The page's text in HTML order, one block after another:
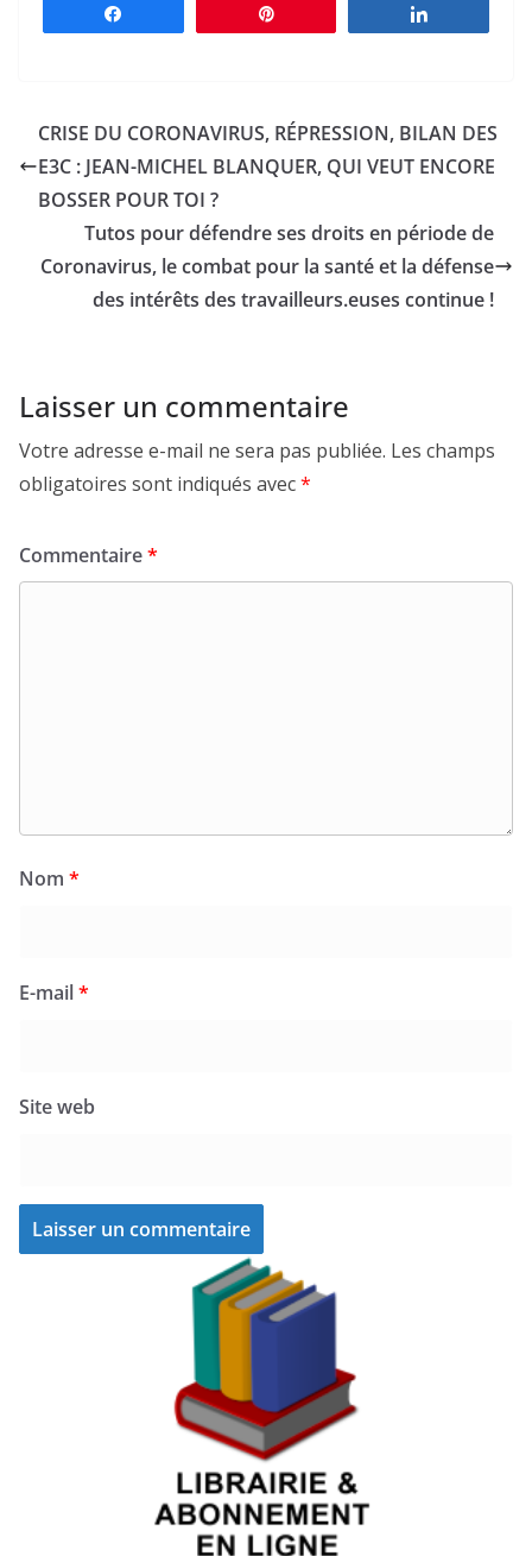
CRISE DU CORONAVIRUS, RÉPRESSION, BILAN DES
E3C : JEAN-MICHEL BLANQUER, QUI VEUT ENCORE
BOSSER POUR TOI ?
Tutos pour défendre ses droits en période de
Coronavirus, le combat pour la santé et la défense
des intérêts des travailleurs.euses continue !
Laisser un commentaire
Votre adresse e-mail ne sera pas publiée. Les champs
obligatoires sont indiqués avec*
Commentaire*
Nom *
E-mail*
Site web